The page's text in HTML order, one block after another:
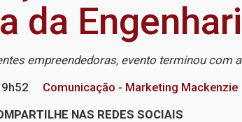
da
empreendedoras, evento terminou com
Comunicação - Marketing Mackenzie
NAS REDES SOCIAIS